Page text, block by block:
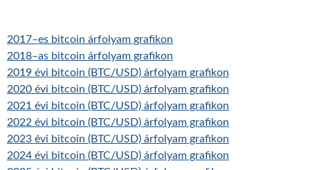
2017–es bitcoin árfolyam grafikon
2018–as bitcoin árfolyam grafikon
2019 évi bitcoin (BTC/USD) árfolyam grafikon
2020 évi bitcoin (BTC/USD) árfolyam grafikon
2021 évi bitcoin (BTC/USD) árfolyam grafikon
2022 évi bitcoin (BTC/USD) árfolyam grafikon
2023 évi bitcoin (BTC/USD) árfolyam grafikon
2024 évi bitcoin (BTC/USD) árfolyam grafikon